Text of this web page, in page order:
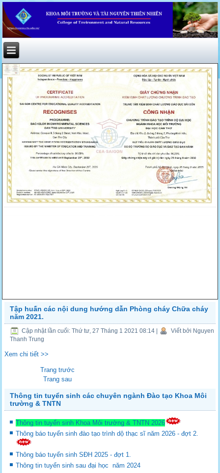
Tập huấn các nội dung hướng dẫn Phòng cháy Chữa cháy
năm 2021.
Cập nhật lần cuối: Thứ tư, 27 Tháng 1 2021 08:14
Viết bởi Nguyen
Thanh Trung
Xem chi tiết >>
Trang trước
Trang sau
Thông tin tuyển sinh các chuyên ngành Đào tạo Khoa Môi
trường & TNTN
Thông tin tuyển sinh Khoa Môi trường & TNTN 2026
Thông báo tuyển sinh đào tạo trình dộ thạc sĩ năm 2026 - đợt 2.
Thông báo tuyển sinh SĐH 2025 - đợt 1.
Thông tin tuyển sinh sau đại học năm 2024